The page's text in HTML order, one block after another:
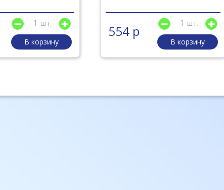
шт.
В корзину
554 р
шт.
В корзину